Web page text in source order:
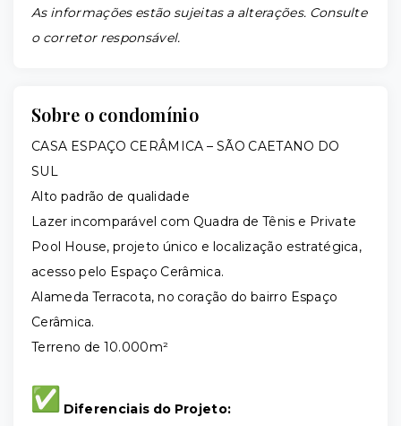
As informações estão sujeitas a alterações. Consulte
o corretor responsável.
Sobre o condomínio
CASA ESPAÇO CERÂMICA – SÃO CAETANO DO
SUL
Alto padrão de qualidade
Lazer incomparável com Quadra de Tênis e Private
Pool House, projeto único e localização estratégica,
acesso pelo Espaço Cerâmica.
Alameda Terracota, no coração do bairro Espaço
Cerâmica.
Terreno de 10.000m²
Diferenciais do Projeto: